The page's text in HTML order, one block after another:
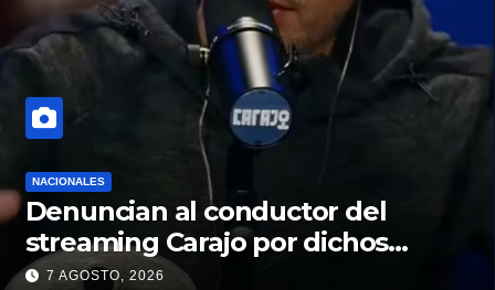
NACIONALES
Denuncian al conductor del
streaming Carajo por dichos
discriminatorios
7 AGOSTO, 2026